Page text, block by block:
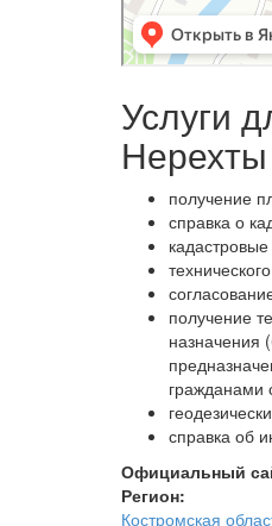
Услуги
Нерехты
получение
справка о
получение
назначения
гражданами
справка об
Официальный
Регион:
Костромская